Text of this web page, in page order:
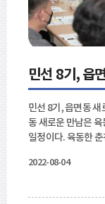
민선 8기, 읍
민선 8기, 읍면동
동 새로운 만남은
일정이다. 육동한
나오는 사항들은 면
고 했다. 민선 8기,
2022-08-04